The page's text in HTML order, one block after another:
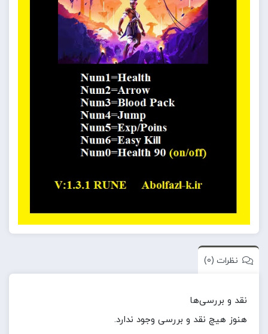
نظرات (0)
نقد و بررسی‌ها
هنوز هیچ نقد و بررسی وجود ندارد.